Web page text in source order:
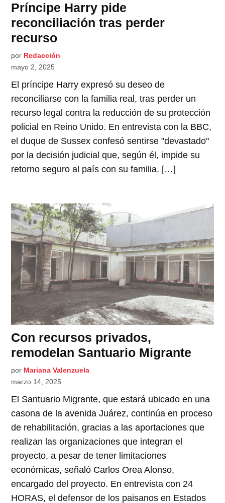
Príncipe Harry pide
reconciliación tras perder
recurso
por Redacción
mayo 2, 2025
El príncipe Harry expresó su deseo de
reconciliarse con la familia real, tras perder un
recurso legal contra la reducción de su protección
policial en Reino Unido. En entrevista con la BBC,
el duque de Sussex confesó sentirse "devastado"
por la decisión judicial que, según él, impide su
retorno seguro al país con su familia. […]
Con recursos privados,
remodelan Santuario Migrante
por Mariana Valenzuela
marzo 14, 2025
El Santuario Migrante, que estará ubicado en una
casona de la avenida Juárez, continúa en proceso
de rehabilitación, gracias a las aportaciones que
realizan las organizaciones que integran el
proyecto, a pesar de tener limitaciones
económicas, señaló Carlos Orea Alonso,
encargado del proyecto. En entrevista con 24
HORAS, el defensor de los paisanos en Estados